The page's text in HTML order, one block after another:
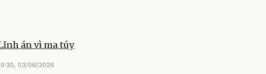
án vì ma túy
03/06/2026